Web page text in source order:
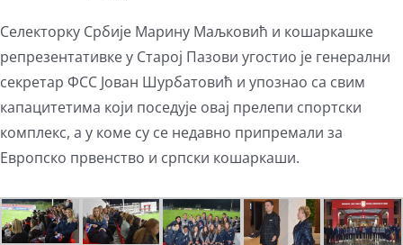
Селекторку Србије Марину Маљковић и кошаркашке
репрезентативке у Старој Пазови угостио је генерални
секретар ФСС Јован Шурбатовић и упознао са свим
капацитетима који поседује овај прелепи спортски
комплекс, а у коме су се недавно припремали за
Европско првенство и српски кошаркаши.